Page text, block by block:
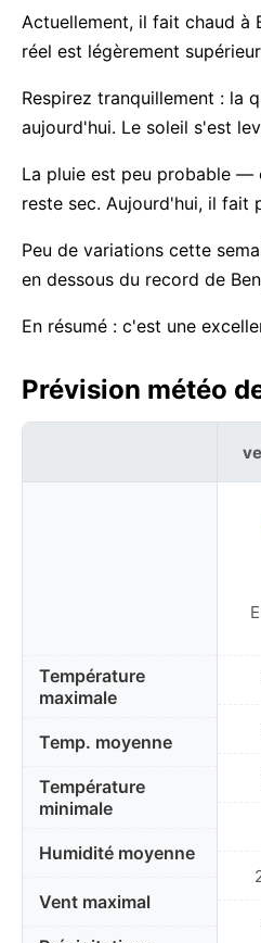
Actuellement, il fait chaud à
réel est légèrement
Respirez tranquillement : la
aujourd'hui. Le soleil s'est
La pluie est peu probable —
reste sec. Aujourd'hui, il fait
Peu de variations cette
en dessous du record de
En résumé : c'est une
Prévision météo
Température
maximale
Temp. moyenne
Température
minimale
Humidité moyenne
Vent maximal